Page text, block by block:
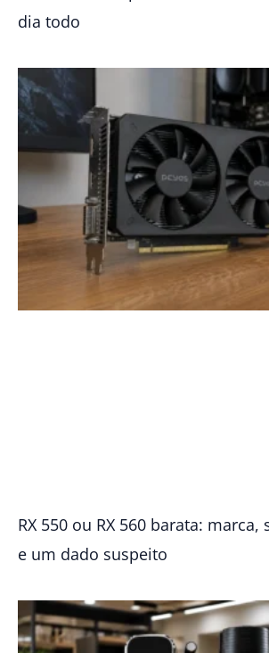
dia todo
RX 550 ou RX 560 barata: marca,
e um dado suspeito